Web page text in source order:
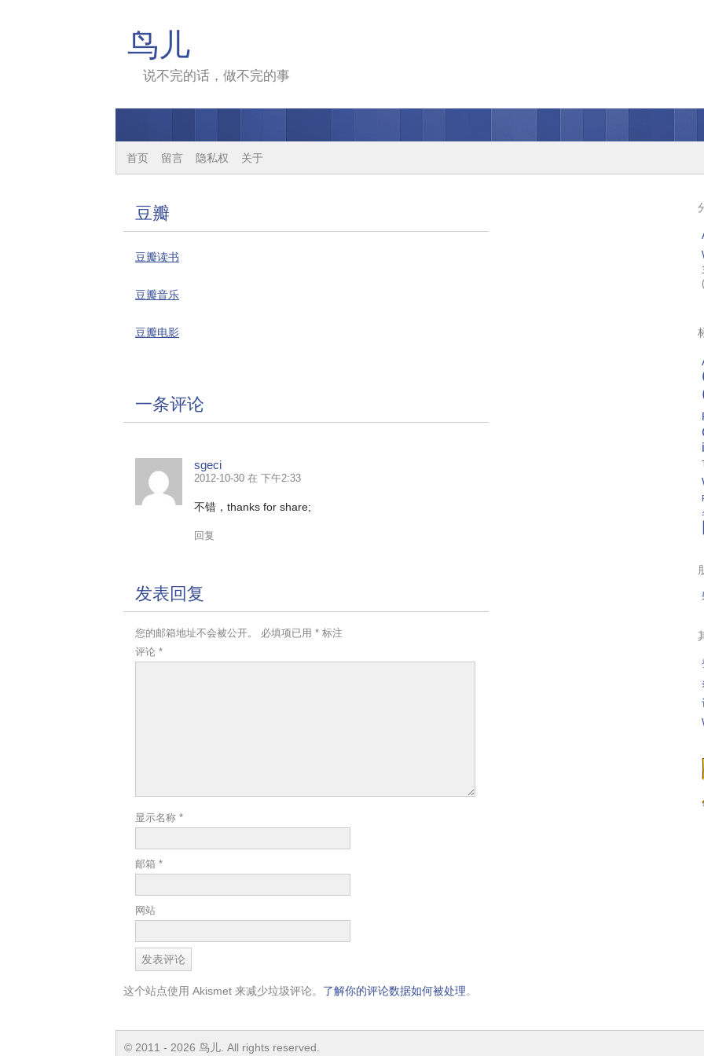
鸟儿
说不完的话，做不完的事
首页 留言 隐私权 关于
豆瓣
豆瓣读书
豆瓣音乐
豆瓣电影
一条评论
sgeci
2012-10-30 在 下午2:33
不错，thanks for share;
回复
发表回复
您的邮箱地址不会被公开。 必填项已用 * 标注
评论 *
显示名称 *
邮箱 *
网站
这个站点使用 Akismet 来减少垃圾评论。 了解你的评论数据如何被处理。
© 2011 - 2026 鸟儿. All rights reserved.